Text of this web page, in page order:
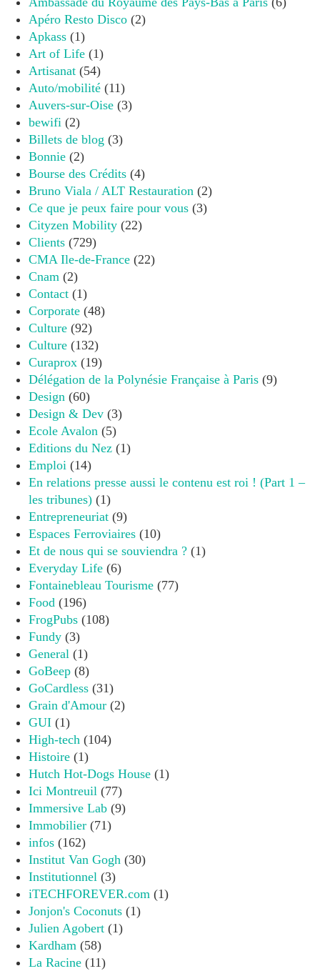
Apéro Resto Disco (2)
Apkass (1)
Art of Life (1)
Artisanat (54)
Auto/mobilité (11)
Auvers-sur-Oise (3)
bewifi (2)
Billets de blog (3)
Bonnie (2)
Bourse des Crédits (4)
Bruno Viala / ALT Restauration (2)
Ce que je peux faire pour vous (3)
Cityzen Mobility (22)
Clients (729)
CMA Ile-de-France (22)
Cnam (2)
Contact (1)
Corporate (48)
Culture (92)
Culture (132)
Curaprox (19)
Délégation de la Polynésie Française à Paris (9)
Design (60)
Design & Dev (3)
Ecole Avalon (5)
Editions du Nez (1)
Emploi (14)
En relations presse aussi le contenu est roi ! (Part 1 –
les tribunes) (1)
Entrepreneuriat (9)
Espaces Ferroviaires (10)
Et de nous qui se souviendra ? (1)
Everyday Life (6)
Fontainebleau Tourisme (77)
Food (196)
FrogPubs (108)
Fundy (3)
General (1)
GoBeep (8)
GoCardless (31)
Grain d'Amour (2)
GUI (1)
High-tech (104)
Histoire (1)
Hutch Hot-Dogs House (1)
Ici Montreuil (77)
Immersive Lab (9)
Immobilier (71)
infos (162)
Institut Van Gogh (30)
Institutionnel (3)
iTECHFOREVER.com (1)
Jonjon's Coconuts (1)
Julien Agobert (1)
Kardham (58)
La Racine (11)